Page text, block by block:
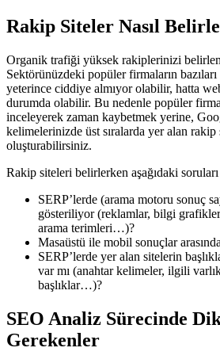
Rakip Siteler Nasıl
Organik trafiği yüksek rakiplerinizi
Sektörünüzdeki popüler firmaların bazıları
yeterince ciddiye almıyor olabilir, hatta
durumda olabilir. Bu nedenle popüler
inceleyerek zaman kaybetmek yerine,
kelimelerinizde üst sıralarda yer alan
oluşturabilirsiniz.
Rakip siteleri belirlerken aşağıdaki
SERP’lerde (arama motoru sonuç
gösteriliyor (reklamlar, bilgi
arama terimleri…)?
Masaüstü ile mobil sonuçlar
SERP’lerde yer alan sitelerin
var mı (anahtar kelimeler, ilgili
başlıklar…)?
SEO Analiz Sürecinde
Gerekenler